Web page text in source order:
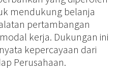
mendukung belanja
pertambangan
kerja. Dukungan ini
kepercayaan dari
Perusahaan.